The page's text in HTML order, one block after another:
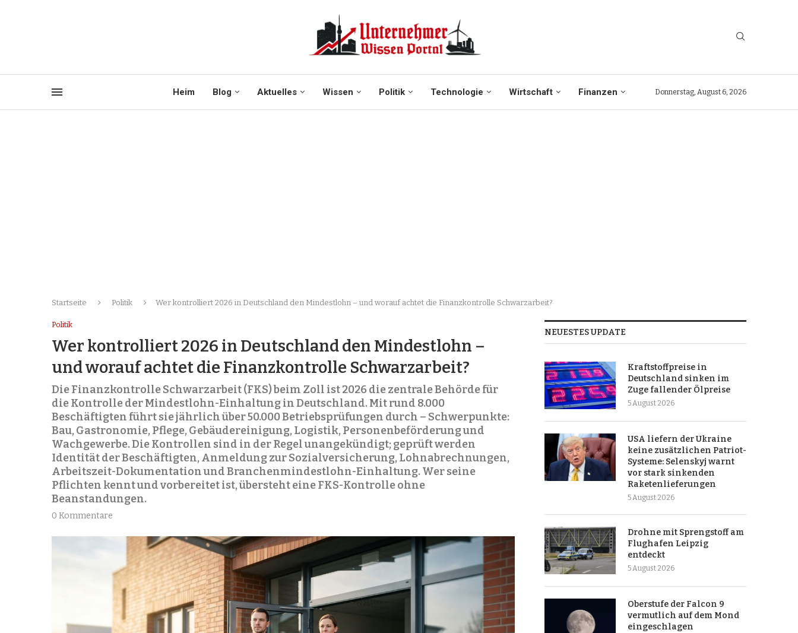
Heim Blog Aktuelles Wissen Politik Technologie Wirtschaft Finanzen Donnerstag, August 6, 2026
Startseite Politik Wer kontrolliert 2026 in Deutschland den Mindestlohn – und worauf achtet die Finanzkontrolle Schwarzarbeit?
Politik
Wer kontrolliert 2026 in Deutschland den Mindestlohn –
und worauf achtet die Finanzkontrolle Schwarzarbeit?
Die Finanzkontrolle Schwarzarbeit (FKS) beim Zoll ist 2026 die zentrale Behörde für
die Kontrolle der Mindestlohn-Einhaltung in Deutschland. Mit rund 8.000
Beschäftigten führt sie jährlich über 50.000 Betriebsprüfungen durch – Schwerpunkte:
Bau, Gastronomie, Pflege, Gebäudereinigung, Logistik, Personenbeförderung und
Wachgewerbe. Die Kontrollen sind in der Regel unangekündigt; geprüft werden
Identität der Beschäftigten, Anmeldung zur Sozialversicherung, Lohnabrechnungen,
Arbeitszeit-Dokumentation und Branchenmindestlohn-Einhaltung. Wer seine
Pflichten kennt und vorbereitet ist, übersteht eine FKS-Kontrolle ohne
Beanstandungen.
0 Kommentare
NEUESTES UPDATE
Kraftstoffpreise in
Deutschland sinken im
Zuge fallender Ölpreise
5 August 2026
USA liefern der Ukraine
keine zusätzlichen Patriot-
Systeme: Selenskyj warnt
vor stark sinkenden
Raketenlieferungen
5 August 2026
Drohne mit Sprengstoff am
Flughafen Leipzig
entdeckt
5 August 2026
Oberstufe der Falcon 9
vermutlich auf dem Mond
eingeschlagen